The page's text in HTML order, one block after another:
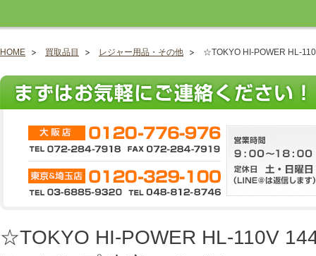
HOME 買取品目 レジャー用品・その他 ☆TOKYO HI-POWER HL-
☆TOKYO HI-POWER HL-110V